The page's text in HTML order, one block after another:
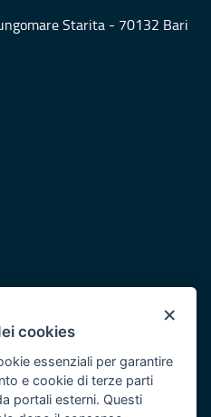
Starita - 70132 Bari
del POR Puglia 2014/2020 -
×
cookies
essenziali per garantire
e cookie di terze parti
portali esterni. Questi